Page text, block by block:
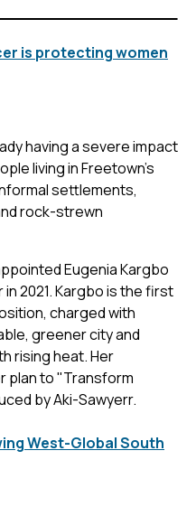
is protecting women
having a severe impact
living in Freetown's
settlements,
rock-strewn
Eugenia Kargbo
2021. Kargbo is the first
charged with
greener city and
rising heat. Her
plan to "Transform
by Aki-Sawyerr.
West-Global South